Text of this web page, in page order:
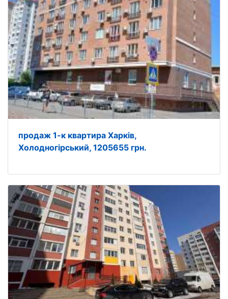
продаж 1-к квартира Харків,
Холодногірський, 1205655 грн.